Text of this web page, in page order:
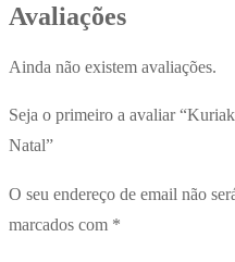
Avaliações
Ainda não existem avaliações.
Seja o primeiro a avaliar
Natal”
O seu endereço de email não
marcados com *